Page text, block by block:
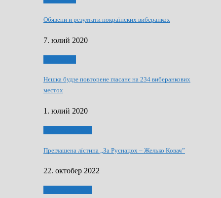
Обявени и резултати покраїнских виберанкох
7. юлий 2020
Нєшка будзе повторене гласанє на 234 виберанкових
местох
1. юлий 2020
Преглашена лїстина „За Руснацох – Желько Ковач”
22. октобер 2022